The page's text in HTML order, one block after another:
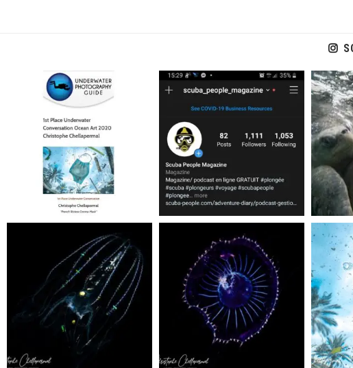
scuba_people_magazine
Jan 17
scuba_people_magazine
Nov 5 Nov 5
Sep 24
scuba_people_magazine
Sep